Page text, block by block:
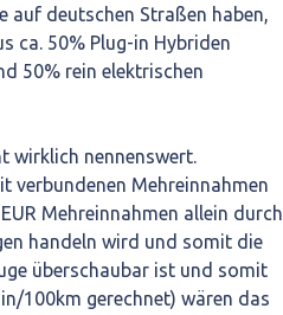
auf deutschen Straßen haben,
ca. 50% Plug-in Hybriden
50% rein elektrischen
wirklich nennenswert.
verbundenen Mehreinnahmen
Mehreinnahmen allein durch
handeln wird und somit die
überschaubar ist und somit
100km gerechnet) wären das